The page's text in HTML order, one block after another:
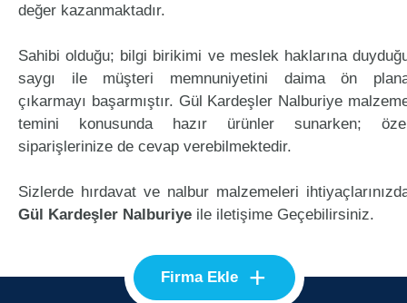
değer kazanmaktadır.
Sahibi olduğu; bilgi birikimi ve meslek haklarına
saygı ile müşteri memnuniyetini daima ön
çıkarmayı başarmıştır. Gül Kardeşler Nalburiye
temini konusunda hazır ürünler sunarken;
siparişlerinize de cevap verebilmektedir.
Sizlerde hırdavat ve nalbur malzemeleri
Gül Kardeşler Nalburiye ile iletişime Geçebilirsiniz.
Firma Ekle +